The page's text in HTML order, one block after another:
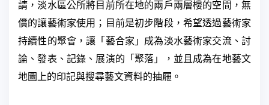
請，淡水區公所將目前所在地的兩戶兩層樓的空間，無
償的讓藝術家使用；目前是初步階段，希望透過藝術家
持續性的聚會，讓「藝合家」成為淡水藝術家交流、討
論、發表、記錄、展演的「聚落」，並且成為在地藝文
地圖上的印記與搜尋藝文資料的抽屜。